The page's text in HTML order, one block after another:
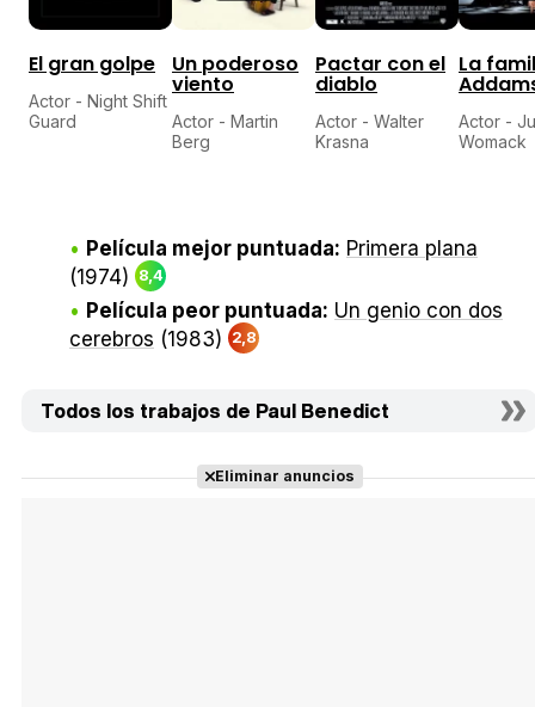
El gran golpe
Actor - Night Shift
Guard
Un poderoso
viento
Actor - Martin
Berg
Pactar con el
diablo
Actor - Walter
Krasna
La
Actor -
Womack
Película mejor puntuada: Primera plana
(1974)
8,4
Película peor puntuada: Un genio con dos
cerebros (1983) 2,8
Todos los trabajos de Paul Benedict
Eliminar anuncios